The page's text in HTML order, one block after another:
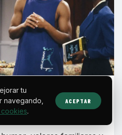
90, las sitcoms
actores y comunidades
tu
navegando,
.
ACEPTAR